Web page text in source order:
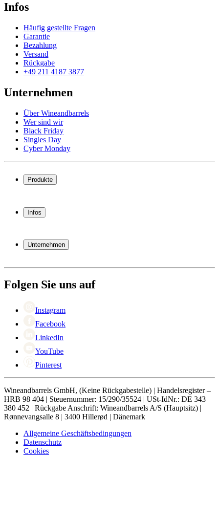
Infos
Häufig gestellte Fragen
Garantie
Bezahlung
Versand
Rückgabe
+49 211 4187 3877
Unternehmen
Über Wineandbarrels
Wer sind wir
Black Friday
Singles Day
Cyber Monday
Produkte
Weinregal
Weinmöbel
Infos
Garantie
Bezahlung
Rückgabe
Unternehmen
Black Friday
Singles Day
Folgen Sie uns auf
Instagram
Facebook
LinkedIn
YouTube
Pinterest
Wineandbarrels GmbH, (Keine Rückgabestelle) | Handelsregister –
HRB 98 404 | Steuernummer: 15/290/35524 | USt-IdNr.: DE 343
380 452 | Rückgabe Anschrift: Wineandbarrels A/S (Hauptsitz) |
Rønnevangsalle 8 | 3400 Hillerød | Dänemark
Allgemeine Geschäftsbedingungen
Datenschutz
Cookies